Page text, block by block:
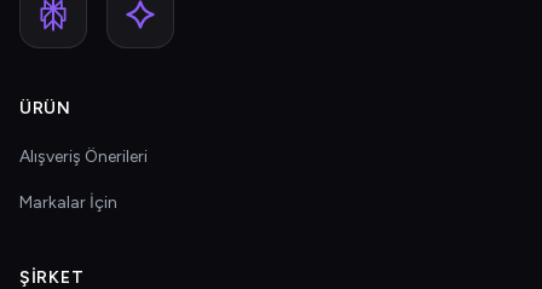
ÜRÜN
Alışveriş Önerileri
Markalar İçin
ŞIRKET